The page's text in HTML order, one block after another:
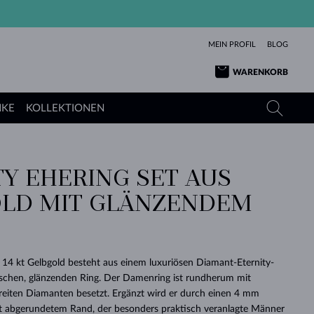
MEIN PROFIL BLOG
WARENKORB
RICHTIGEN
DURCHSEHEN
LIEBE
DURCHSEHEN
GELBGOLD
ROSÉGOLD
ANGEBOT
DURCHSEHEN
TANSANITE
TOPASE
BABY-OHRRINGE
SCHÖN
DURCHSEHEN
TURMALINE
MOLDAVITE
WEISSGOLD
SIMPLEN
DINGE
ARMBÄNDER
DURCHSEHEN
PERLEN
DURCHSEHEN
SAPHIRE
SMARAGDE
HOCHZEITSSCHMUCK
KLENOTA
DURCHSEHEN
SCHENKEN
DURCHSEHEN
KOLLEKTIONEN
KOLLEKTIONEN
DURCHSEHEN
EHERING SET AUS
MIT GLÄNZENDEM
14 kt Gelbgold besteht aus einem luxuriösen Diamant-Eternity-
glänzenden Ring. Der Damenring ist rundherum mit
Diamanten besetzt. Ergänzt wird er durch einen 4 mm
abgerundetem Rand, der besonders praktisch veranlagte Männer